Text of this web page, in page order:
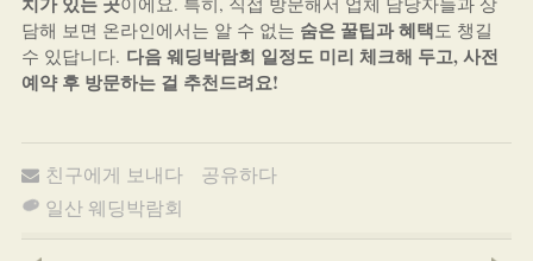
담해 보면 온라인에서는 알 수 없는 숨은 꿀팁과 혜택도 챙길
수 있답니다. 다음 웨딩박람회 일정도 미리 체크해 두고, 사전
예약 후 방문하는 걸 추천드려요!
친구에게 보내다
공유하다
일산 웨딩박람회